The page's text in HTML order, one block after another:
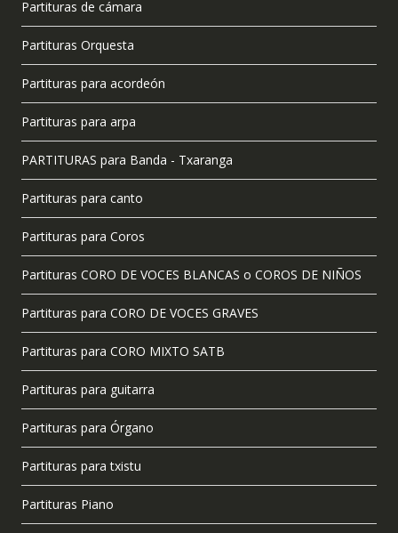
Partituras de cámara
Partituras Orquesta
Partituras para acordeón
Partituras para arpa
PARTITURAS para Banda - Txaranga
Partituras para canto
Partituras para Coros
Partituras CORO DE VOCES BLANCAS o COROS DE NIÑOS
Partituras para CORO DE VOCES GRAVES
Partituras para CORO MIXTO SATB
Partituras para guitarra
Partituras para Órgano
Partituras para txistu
Partituras Piano